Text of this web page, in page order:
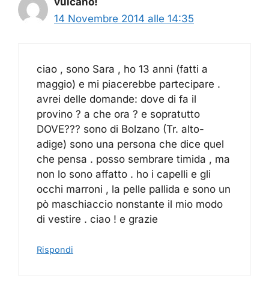
14 Novembre 2014 alle 14:35
ciao , sono Sara , ho 13 anni (fatti a
maggio) e mi piacerebbe partecipare .
avrei delle domande: dove di fa il
provino ? a che ora ? e sopratutto
DOVE??? sono di Bolzano (Tr. alto-
adige) sono una persona che dice quel
che pensa . posso sembrare timida , ma
non lo sono affatto . ho i capelli e gli
occhi marroni , la pelle pallida e sono un
pò maschiaccio nonstante il mio modo
di vestire . ciao ! e grazie
Rispondi